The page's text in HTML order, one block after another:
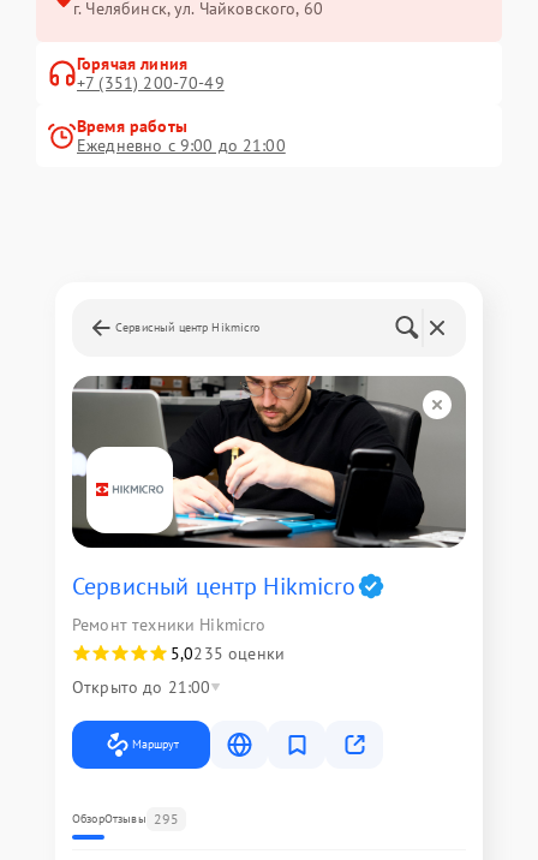
г. Челябинск, ул. Чайковского, 60
Горячая линия
+7 (351) 200-70-49
Время работы
Ежедневно с 9:00 до 21:00
Сервисный центр Hikmicro
Сервисный центр Hikmicro
Ремонт техники Hikmicro
5,0235 оценки
Открыто до 21:00
Маршрут
ОбзорОтзывы 295